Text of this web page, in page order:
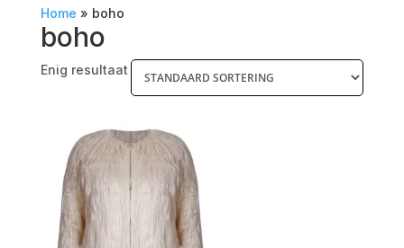
Home » boho
boho
Enig resultaat